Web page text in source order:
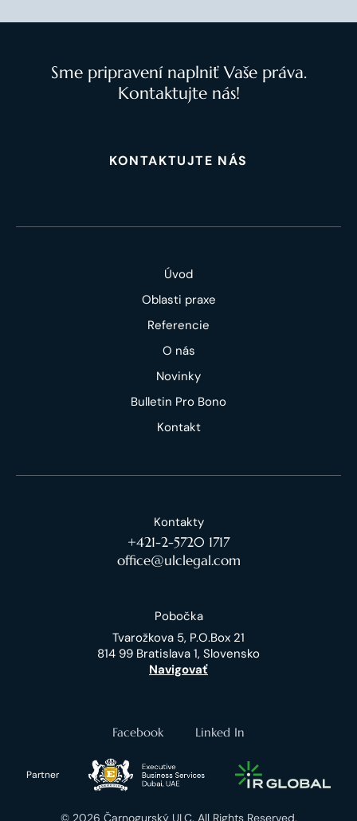
Sme pripravení naplniť Vaše práva.
Kontaktujte nás!
KONTAKTUJTE NÁS
Úvod
Oblasti praxe
Referencie
O nás
Novinky
Bulletin Pro Bono
Kontakt
Kontakty
+421-2-5720 1717
office@ulclegal.com
Pobočka
Tvarožkova 5, P.O.Box 21
814 99 Bratislava 1, Slovensko
Navigovať
Facebook Linked In
Partner
© 2026 Čarnogurský ULC. All Rights Reserved.